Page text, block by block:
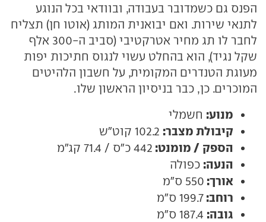
הפנס גם כשמדובר בעבודה, ובוודאי בכל הנוגע
לתנאי שירות. ואם יבואנית המותג (אוטו חן) תצליח
לחבר לו תג מחיר אטרקטיבי (סביב ה-300 אלף
שקל נגיד), הוא בהחלט עשוי לנגוס חתיכות יפות
מעוגת הטנדרים המקומית, על חשבון הלהיטים
המוכרים. כן, כבר בניסיון הראשון שלו.
מנוע: חשמלי
קיבולת מצבר:
הספק / מומנט: 442 כ"ס / 71.4 קג"מ
הנעה: כפולה
אורך: 550 ס"מ
רוחב: 199.7 ס"מ
גובה: